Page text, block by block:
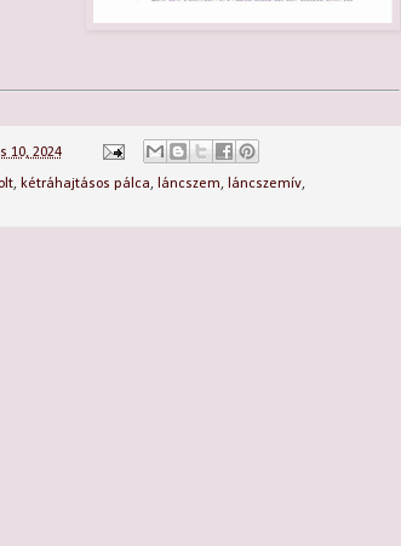
10, 2024
, kétráhajtásos pálca, láncszem, láncszemív,